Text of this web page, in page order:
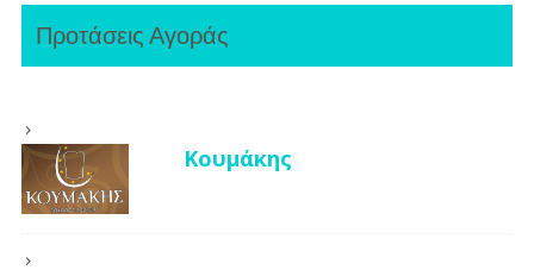
Προτάσεις Αγοράς
Κουμάκης